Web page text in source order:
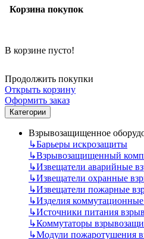
Корзина покупок
В корзине пусто!
Продолжить покупки
Открыть корзину
Оформить заказ
Категории
Взрывозащищенное
↳Барьеры искрозащиты
↳Взрывозащищенный
↳Извещатели аварийные
↳Извещатели охранные
↳Извещатели пожарные
↳Изделия
↳Источники питания
↳Коммутаторы
↳Модули пожаротушения